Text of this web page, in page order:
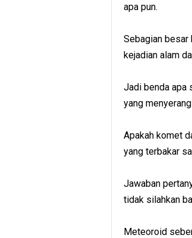
apa pun.
Sebagian besar
kejadian alam
Jadi benda apa
yang
Apakah komet
yang terbakar
Jawaban
tidak silahkan
Meteoroid